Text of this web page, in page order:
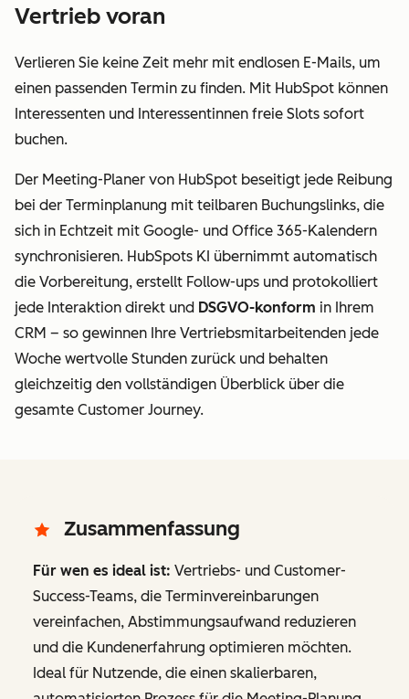
Vertrieb voran
Verlieren Sie keine Zeit mehr mit endlosen E-Mails, um
einen passenden Termin zu finden. Mit HubSpot können
Interessenten und Interessentinnen freie Slots sofort
buchen.
Der Meeting-Planer von HubSpot beseitigt jede Reibung
bei der Terminplanung mit teilbaren Buchungslinks, die
sich in Echtzeit mit Google- und Office 365-Kalendern
synchronisieren. HubSpots KI übernimmt automatisch
die Vorbereitung, erstellt Follow-ups und protokolliert
jede Interaktion direkt und DSGVO-konform in Ihrem
CRM – so gewinnen Ihre Vertriebsmitarbeitenden jede
Woche wertvolle Stunden zurück und behalten
gleichzeitig den vollständigen Überblick über die
gesamte Customer Journey.
Zusammenfassung
Für wen es ideal ist: Vertriebs- und Customer-
Success-Teams, die Terminvereinbarungen
vereinfachen, Abstimmungsaufwand reduzieren
und die Kundenerfahrung optimieren möchten.
Ideal für Nutzende, die einen skalierbaren,